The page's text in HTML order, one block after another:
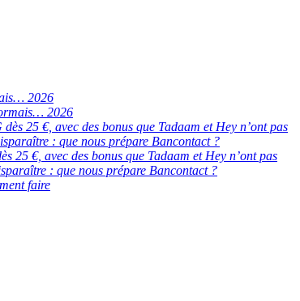
2026
2026
25 €, avec des bonus que Tadaam et Hey n’ont pas
: que nous prépare Bancontact ?
25 €, avec des bonus que Tadaam et Hey n’ont pas
: que nous prépare Bancontact ?
faire